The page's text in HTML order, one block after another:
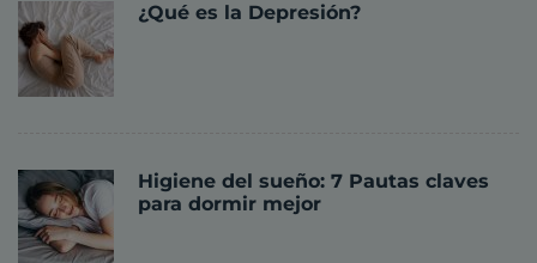
¿Qué es la Depresión?
Higiene del sueño: 7 Pautas claves
para dormir mejor